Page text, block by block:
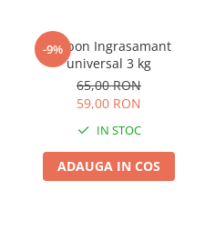
Cantare
Centuri/chingi
Colier / Faseta
Consumabile motofierastrau
-9%
Biopon Ingrasamant
universal 3 kg
65,00 RON
59,00 RON
IN STOC
ADAUGA IN COS